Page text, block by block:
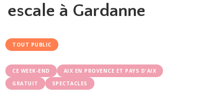
escale à Gardanne
TOUT PUBLIC
CE WEEK-END
AIX EN PROVENCE ET PAYS D'AIX
GRATUIT
SPECTACLES